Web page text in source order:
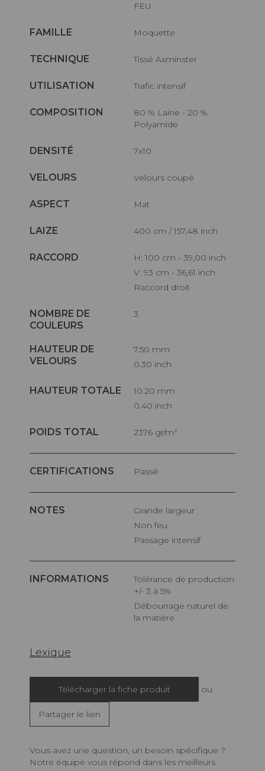
FEU
FAMILLE Moquette
TECHNIQUE Tissé Axminster
UTILISATION Trafic intensif
COMPOSITION
80 % Laine - 20 %
Polyamide
DENSITÉ 7x10
VELOURS Velours coupé
ASPECT Mat
LAIZE 400 cm / 157,48 inch
RACCORD
H: 100 cm - 39,00 inch
V: 93 cm - 36,61 inch
Raccord droit
NOMBRE DE
COULEURS
3
HAUTEUR DE
VELOURS
7.50 mm
0.30 inch
HAUTEUR TOTALE
10.20 mm
0.40 inch
POIDS TOTAL 2376 gr/m²
CERTIFICATIONS Passé
NOTES
Grande largeur
Non feu
Passage intensif
INFORMATIONS
Tolérance de production
+/- 3 à 5%
Débourrage naturel de
la matière
Lexique
Télécharger la fiche produit ou
Partager le lien
Vous avez une question, un besoin spécifique ?
Notre équipe vous répond dans les meilleurs